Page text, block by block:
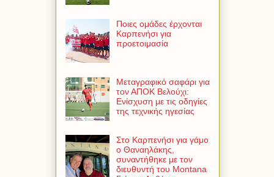
Ποιες ομάδες έρχονται
Καρπενήσι για
προετοιμασία
Μεταγραφικό σαφάρι για
τον ΑΠΟΚ Βελούχι:
Ενίσχυση με τις οδηγίες
της τεχνικής ηγεσίας
Στο Καρπενήσι για γάμο
ο Θαναηλάκης,
συναντήθηκε με τον
διευθυντή του Montana